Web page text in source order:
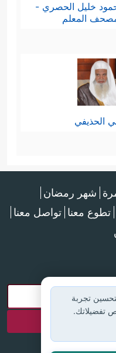
خليل الحصري -
المعلم
الحذيفي
شهر رمضان
تطوع معنا تواصل معنا
تجربة
تفضيلاتك.